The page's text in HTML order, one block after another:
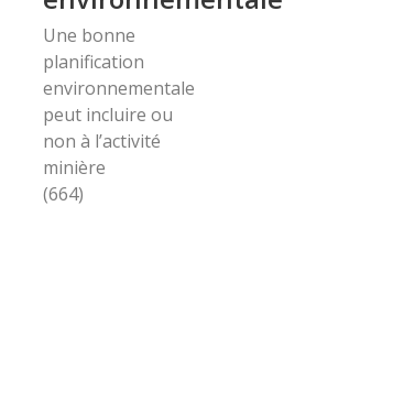
Une bonne
planification
environnementale
peut incluire ou
non à l’activité
minière
(664)